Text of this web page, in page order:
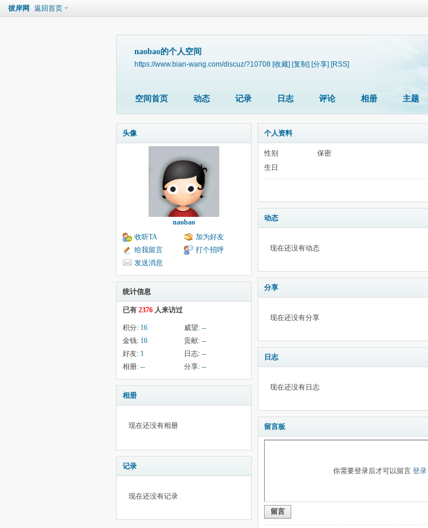
彼岸网 返回首页
naobao的个人空间
https://www.bian-wang.com/discuz/?10708 [收藏] [复制] [分享] [RSS]
空间首页 动态 记录 日志 评论 相册 主题
头像
naobao
收听TA
加为好友
给我留言
打个招呼
发送消息
统计信息
已有 2376 人来访过
积分: 16 威望: --
金钱: 16 贡献: --
好友: 1 日志: --
相册: -- 分享: --
相册
现在还没有相册
记录
现在还没有记录
个人资料
性别
保密
生日
动态
现在还没有动态
分享
现在还没有分享
日志
现在还没有日志
留言板
你需要登录后才可以留言 登录|
留言